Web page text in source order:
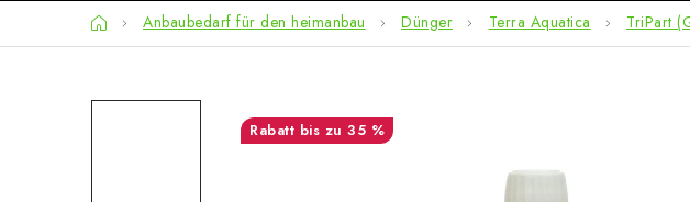
StartseiteAnbaubedarf für den heimanbau Dünger Terra Aquatica TriPart
bis zu 35 %